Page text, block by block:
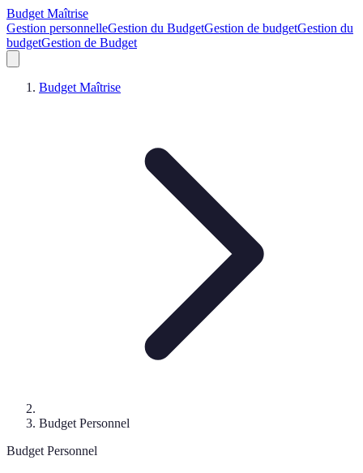
Budget Maîtrise
Gestion personnelleGestion du BudgetGestion de budgetGestion du
budgetGestion de Budget
Budget Maîtrise
Budget Personnel
Budget Personnel